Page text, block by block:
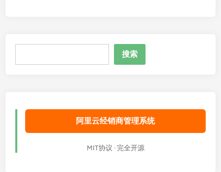
搜索
阿里云经销商管理系统
MIT协议 · 完全开源